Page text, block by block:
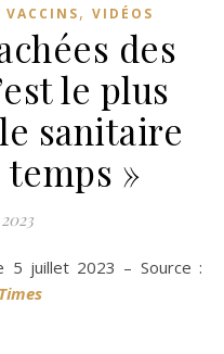
VACCINS, VIDÉOS
des
le plus
sanitaire
»
5 juillet 2023 – Source :